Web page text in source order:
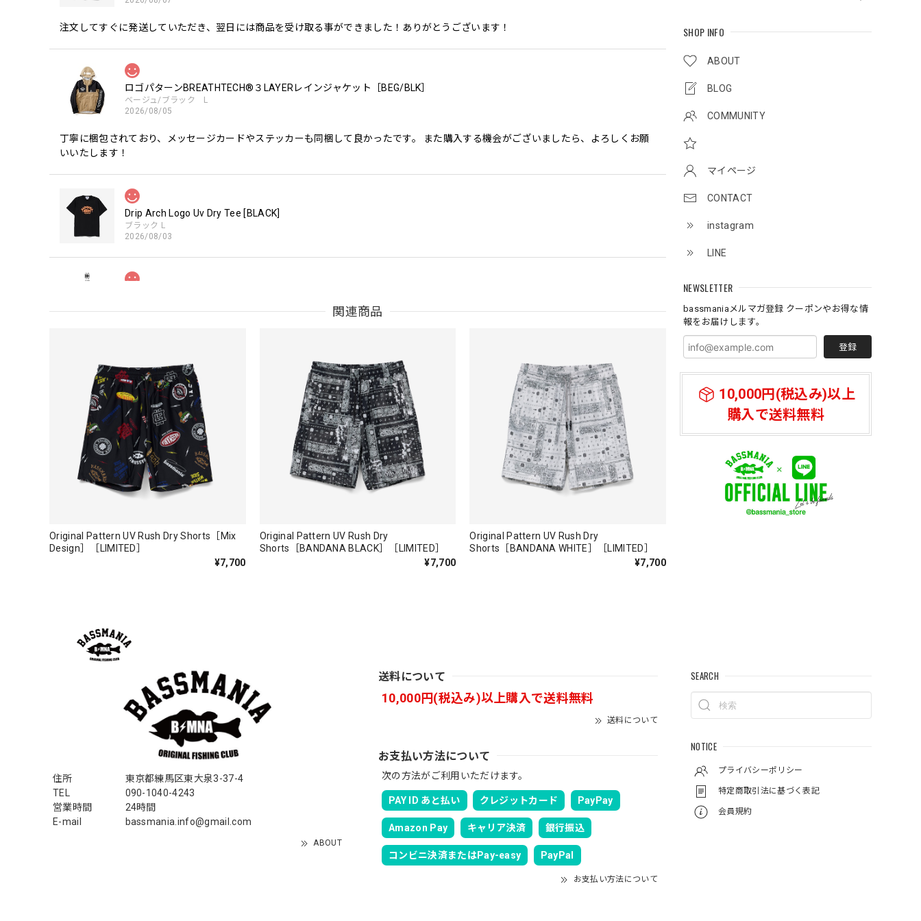
SHOP INFO
ABOUT
BLOG
COMMUNITY
マイページ
CONTACT
instagram
LINE
NEWSLETTER
bassmaniaメルマガ登録 クーポンやお得な情
報をお届けします。
登録
10,000円(税込み)以上
購入で送料無料
注文してすぐに発送していただき、翌日には商品を受け取る事ができました！ありがとうございます！
ロゴパターンBREATHTECH®３LAYERレインジャケット［BEG/BLK］
ベージュ/ブラック L
2026/08/05
丁寧に梱包されており、メッセージカードやステッカーも同梱して良かったです。 また購入する機会がございましたら、よろしくお願
いいたします！
Drip Arch Logo Uv Dry Tee [BLACK]
ブラック L
2026/08/03
【Seamania】Uv Rush Cool Logo Zip Parka［BLK］［LIMITED］
ブラック L
2026/07/30
発送も早く着心地最高！！！！ セットアップで短パンも買えば良かった！！
アッシュグレー XXL
2026/07/30
夏の早朝 少し肌寒い時一枚羽織りたい時ちょうど良い。秋 冬 春 中でも外でも、ちょっと良い。厚めの生地がしっかりしてい
Electric Motor Wire Code Jacket
ネオプレーンの生地のしなやかな品で、何にでも使えるバスマニアファンには、欠かせないアイテムですよ。ワイヤージャケットは、も
ちろん 車内の、ロッドバーにマッチして、気分も上がります。
ネイビー
2026/07/30
この秋、車を新しくする予定で、車内のインテリアに飾る予定です。 可愛いですよ。 生地もしっかりしていて良かったです。
関連商品
Original Pattern UV Rush Dry Shorts［Mix
Design］［LIMITED］
¥7,700
Original Pattern UV Rush Dry
Shorts［BANDANA BLACK］［LIMITED］
¥7,700
Original Pattern UV Rush Dry
Shorts［BANDANA WHITE］［LIMITED］
¥7,700
住所
東京都練馬区東大泉3-37-4
TEL
090-1040-4243
営業時間
24時間
E-mail
bassmania.info@gmail.com
ABOUT
送料について
10,000円(税込み)以上購入で送料無料
送料について
お支払い方法について
次の方法がご利用いただけます。
PAY ID あと払い クレジットカード PayPay
Amazon Pay キャリア決済 銀行振込
コンビニ決済またはPay-easy PayPal
お支払い方法について
SEARCH
NOTICE
プライバシーポリシー
特定商取引法に基づく表記
会員規約